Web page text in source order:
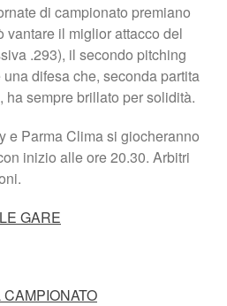
di campionato premiano
vantare il miglior attacco del
.293), il secondo pitching
difesa che, seconda partita
ha sempre brillato per solidità.
e Parma Clima si giocheranno
inizio alle ore 20.30. Arbitri
GARE